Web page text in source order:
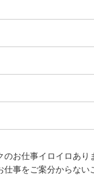
のお仕事イロイロあり
事をご案分からない